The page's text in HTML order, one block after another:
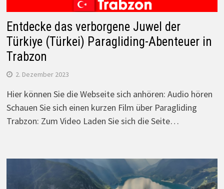
Entdecke das verborgene Juwel der
Türkiye (Türkei) Paragliding-Abenteuer in
Trabzon
2. Dezember 2023
Hier können Sie die Webseite sich anhören: Audio hören
Schauen Sie sich einen kurzen Film über Paragliding
Trabzon: Zum Video Laden Sie sich die Seite…